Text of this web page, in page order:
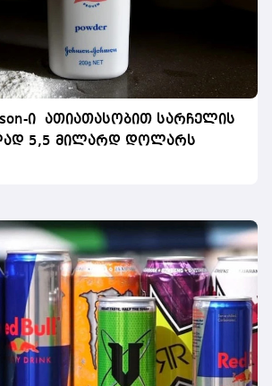
ი ათიათასობით სარჩელის
5,5 მილარდ დოლარს